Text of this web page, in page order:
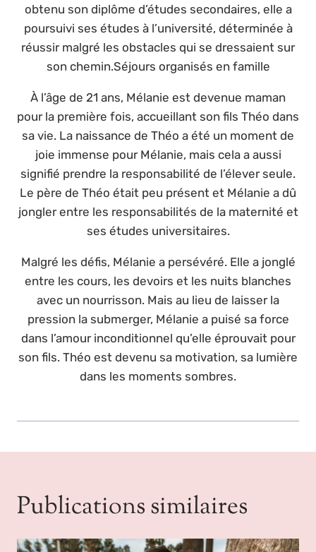
obtenu son diplôme d’études secondaires, elle a
poursuivi ses études à l’université, déterminée à
réussir malgré les obstacles qui se dressaient sur
son chemin.Séjours organisés en famille
À l’âge de 21 ans, Mélanie est devenue maman
pour la première fois, accueillant son fils Théo dans
sa vie. La naissance de Théo a été un moment de
joie immense pour Mélanie, mais cela a aussi
signifié prendre la responsabilité de l’élever seule.
Le père de Théo était peu présent et Mélanie a dû
jongler entre les responsabilités de la maternité et
ses études universitaires.
Malgré les défis, Mélanie a persévéré. Elle a jonglé
entre les cours, les devoirs et les nuits blanches
avec un nourrisson. Mais au lieu de laisser la
pression la submerger, Mélanie a puisé sa force
dans l’amour inconditionnel qu’elle éprouvait pour
son fils. Théo est devenu sa motivation, sa lumière
dans les moments sombres.
Publications similaires